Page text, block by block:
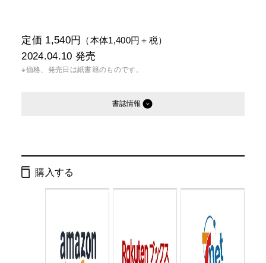
定価 1,540円 （本体1,400円＋税）
2024.04.10 発売
※価格、発売日は紙書籍のものです。
書誌情報
Cコード：
判型： B5判変型
購入する